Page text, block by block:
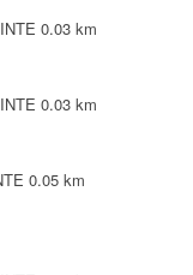
0.03 km
0.03 km
0.05 km